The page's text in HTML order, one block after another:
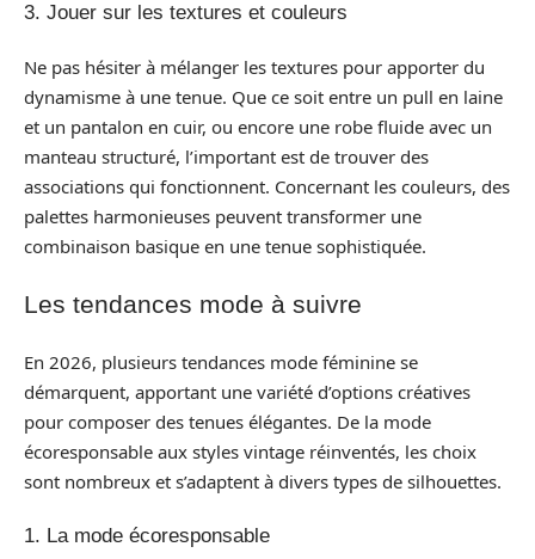
3. Jouer sur les textures et couleurs
Ne pas hésiter à mélanger les textures pour apporter du
dynamisme à une tenue. Que ce soit entre un pull en laine
et un pantalon en cuir, ou encore une robe fluide avec un
manteau structuré, l’important est de trouver des
associations qui fonctionnent. Concernant les couleurs, des
palettes harmonieuses peuvent transformer une
combinaison basique en une tenue sophistiquée.
Les tendances mode à suivre
En 2026, plusieurs tendances mode féminine se
démarquent, apportant une variété d’options créatives
pour composer des tenues élégantes. De la mode
écoresponsable aux styles vintage réinventés, les choix
sont nombreux et s’adaptent à divers types de silhouettes.
1. La mode écoresponsable